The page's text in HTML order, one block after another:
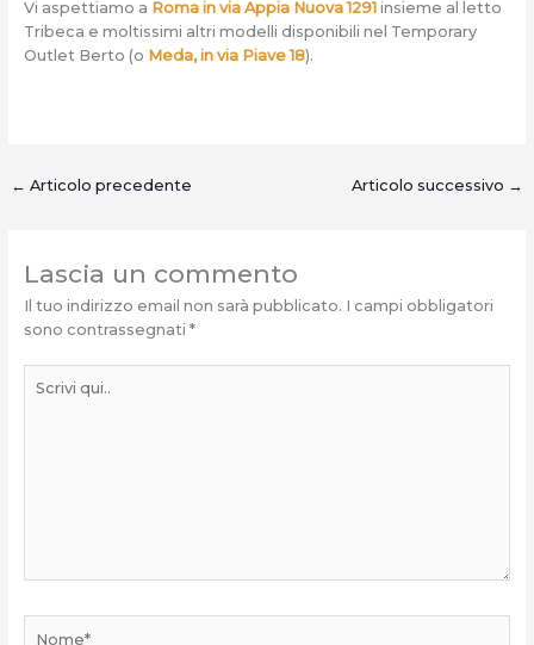
Vi aspettiamo a Roma in via Appia Nuova 1291insieme al letto
Tribeca e moltissimi altri modelli disponibili nel Temporary
Outlet Berto (o Meda, in via Piave 18).
← Articolo precedente Articolo successivo →
Lascia un commento
Il tuo indirizzo email non sarà pubblicato. I campi obbligatori
sono contrassegnati *
qui..